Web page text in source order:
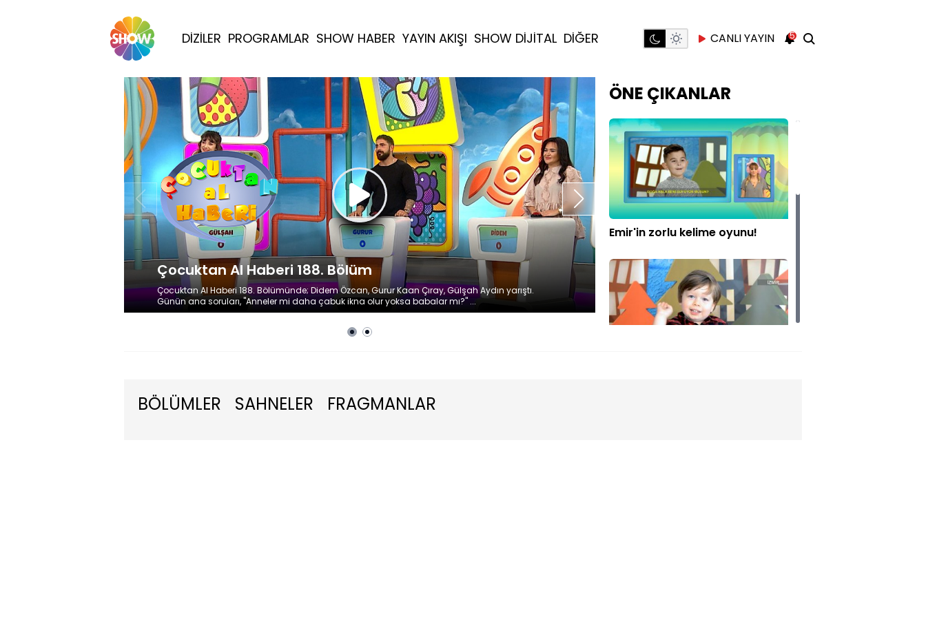
DİZİLER PROGRAMLAR SHOW HABER YAYIN AKIŞI SHOW DİJİTAL DİĞER CANLI YAYIN 5
Çocuktan Al Haberi 188. Bölüm
Çocuktan Al Haberi 188. Bölümünde; Didem Özcan, Gurur Kaan Çıray, Gülşah Aydın yarıştı.
Günün ana soruları, "Anneler mi daha çabuk ikna olur yoksa babalar mı?" ...
Çocuktan Al Haberi 188. Bölüm Fragmanı
Çocuktan Al Haberi 188. Bölümünde Didem Özcan, Gurur Kaan Çıray,
Günün ana soruları, "Anneler mi daha çabuk ikna olur yoksa babalar
ÖNE ÇIKANLAR
Emir'in zorlu kelime oyunu!
BÖLÜMLER SAHNELER FRAGMANLAR